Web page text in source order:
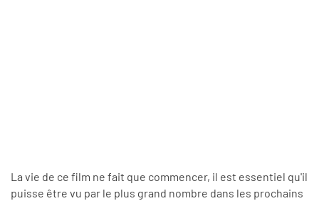
La vie de ce film ne fait que commencer, il est essentiel qu'il
puisse être vu par le plus grand nombre dans les prochains